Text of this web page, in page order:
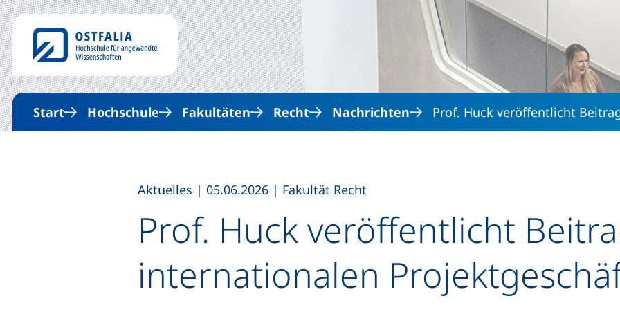
Direkt zum Inhalt
Start Hochschule Fakultäten Recht Nachrichten Prof. Huck veröffentlicht
Prof. Huck veröffentlicht
internationalen
Aktuelles | 05.06.2026 | Fakultät Recht